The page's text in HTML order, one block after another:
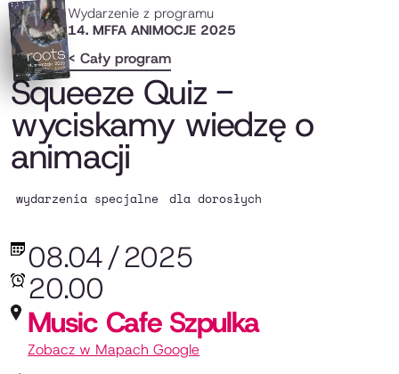
Wydarzenie z programu
14. MFFA ANIMOCJE 2025
< Cały program
Squeeze Quiz -
wyciskamy wiedzę o
animacji
wydarzenia specjalne dla dorosłych
08.04/2025
20.00
Music Cafe Szpulka
Zobacz w Mapach Google